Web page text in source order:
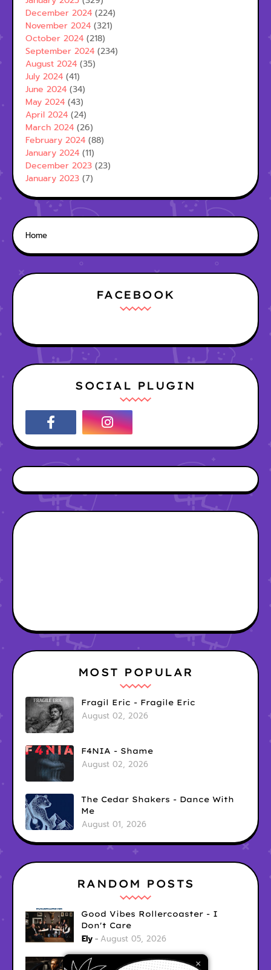
December 2024 (224)
November 2024 (321)
October 2024 (218)
September 2024 (234)
August 2024 (35)
July 2024 (41)
June 2024 (34)
May 2024 (43)
April 2024 (24)
March 2024 (26)
February 2024 (88)
January 2024 (11)
December 2023 (23)
January 2023 (7)
Home
FACEBOOK
SOCIAL PLUGIN
×
MOST POPULAR
Fragil Eric - Fragile Eric
August 02, 2026
F4NIA - Shame
August 02, 2026
The Cedar Shakers - Dance With
Me
August 01, 2026
RANDOM POSTS
Good Vibes Rollercoaster - I
Don't Care
Ely August 05, 2026
Hyperwulf - FaceTime